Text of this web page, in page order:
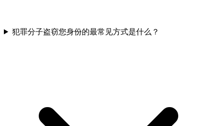
犯罪分子盗窃您身份的最常见方式是什么？